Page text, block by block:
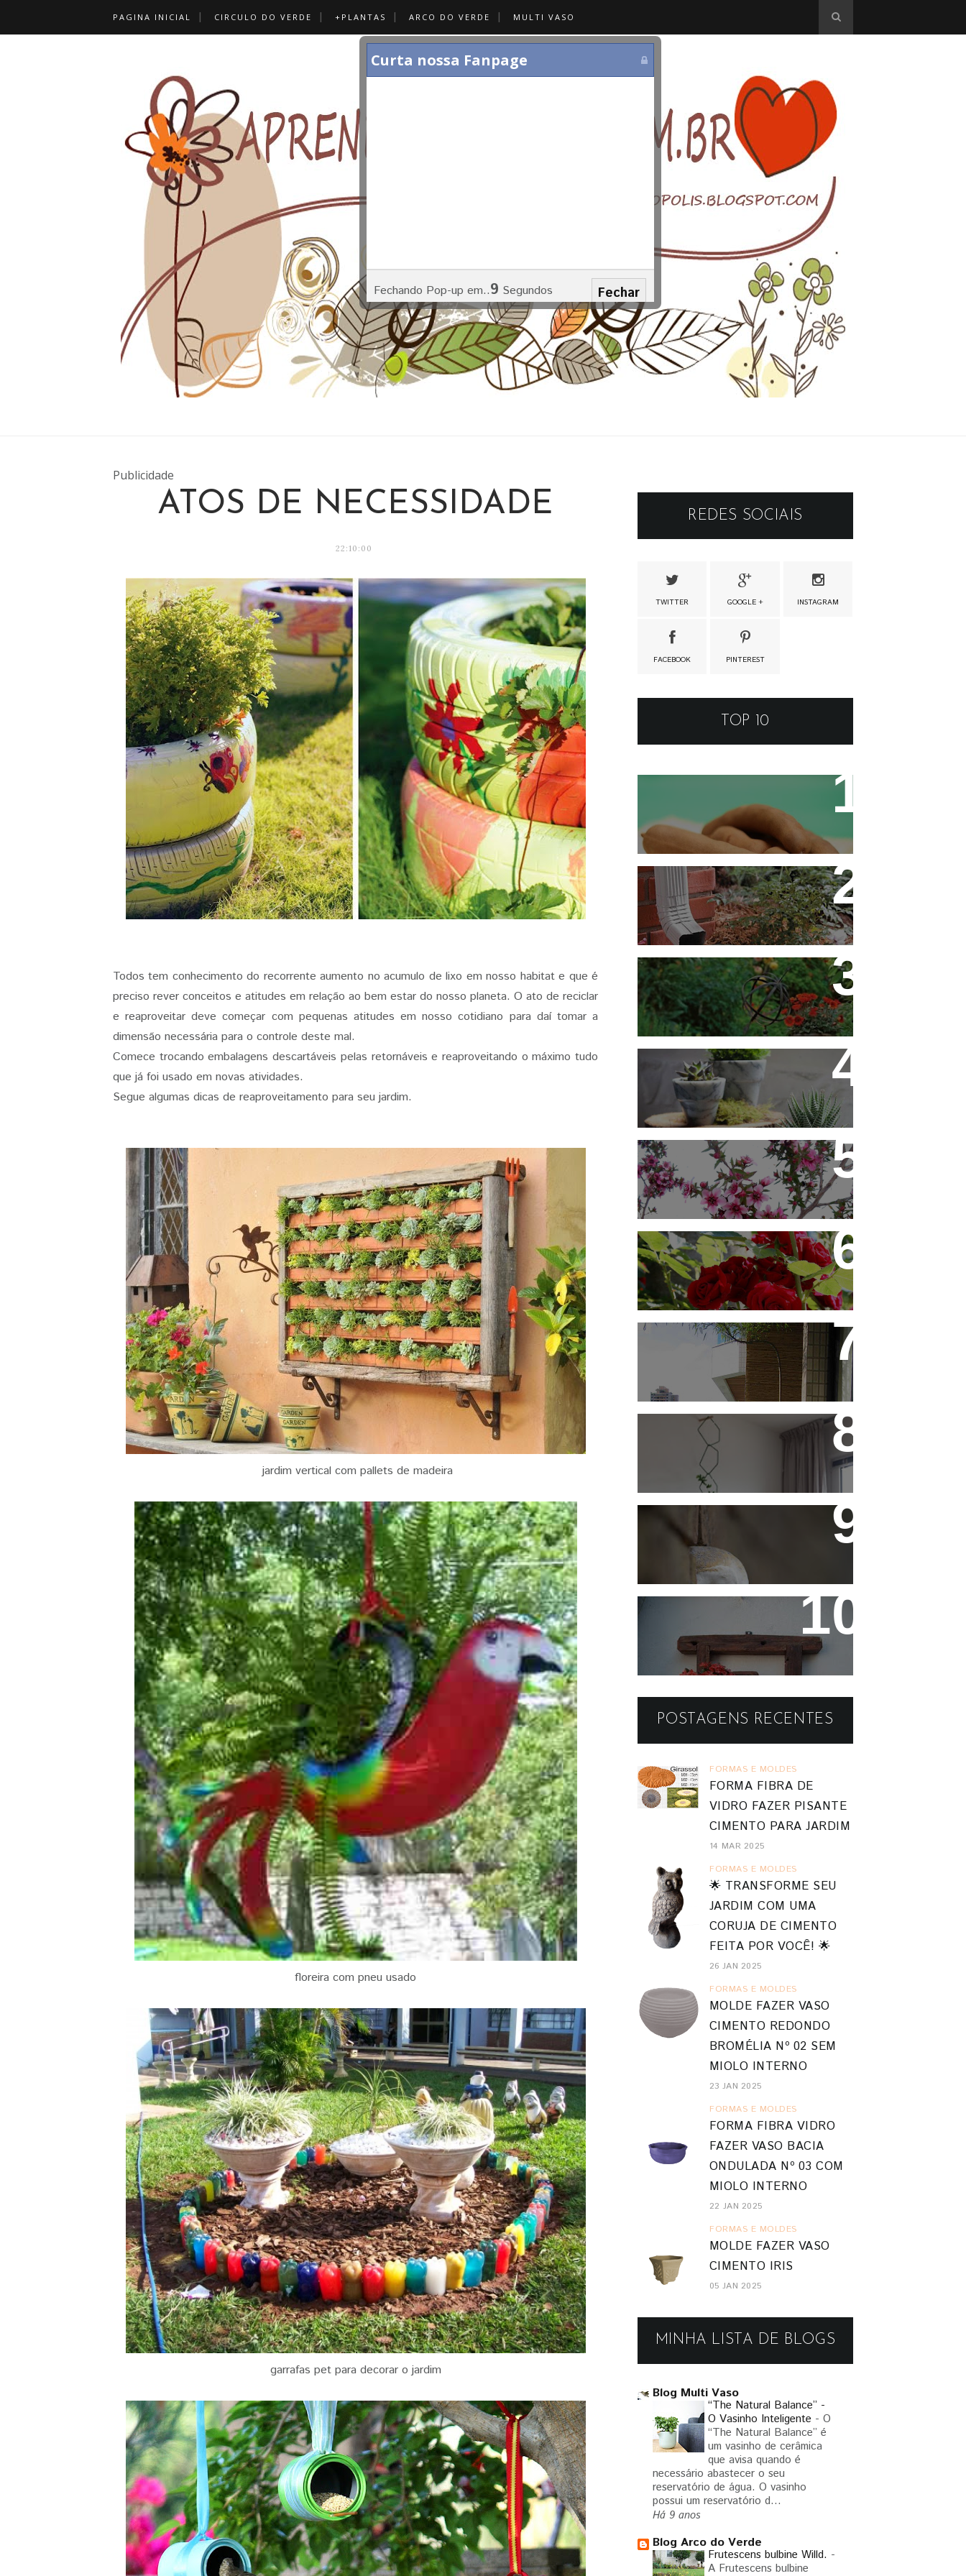
PAGINA INICIAL CIRCULO DO VERDE +PLANTAS ARCO DO VERDE MULTI VASO
Publicidade
ATOS DE NECESSIDADE
22:10:00
Todos tem conhecimento do recorrente aumento no acumulo de lixo em nosso habitat e que é
preciso rever conceitos e atitudes em relação ao bem estar do nosso planeta. O ato de reciclar
e reaproveitar deve começar com pequenas atitudes em nosso cotidiano para daí tomar a
dimensão necessária para o controle deste mal.
Comece trocando embalagens descartáveis pelas retornáveis e reaproveitando o máximo tudo
que já foi usado em novas atividades.
Segue algumas dicas de reaproveitamento para seu jardim.
jardim vertical com pallets de madeira
floreira com pneu usado
garrafas pet para decorar o jardim
REDES SOCIAIS
TWITTER GOOGLE + INSTAGRAM
FACEBOOK PINTEREST
TOP 10
Qual o Correto?
Decoração - Folhas [Faça
Você Mesmo]
Flores em Meu Jardim o Ano
Todo
10 Novos Vasinhos na
Decoração - Parte 1
Érica Japonesa - Aprenda a
Cultivar
Você Sabe Tudo Sobre
Rosas?
Saiba Tudo Sobre Jardins de
Treliças, Ganchos e Suportes
- Parte 1
Fotos de Domingo - As
Melhores da Semana
Reaproveitando a Madeira -
Painéis e Vasos de Parede
POSTAGENS RECENTES
FORMAS E MOLDES
FORMA FIBRA DE
VIDRO FAZER PISANTE
CIMENTO PARA JARDIM
14 MAR 2025
FORMAS E MOLDES
🌟 TRANSFORME SEU
JARDIM COM UMA
CORUJA DE CIMENTO
FEITA POR VOCÊ! 🌟
26 JAN 2025
FORMAS E MOLDES
MOLDE FAZER VASO
CIMENTO REDONDO
BROMÉLIA Nº 02 SEM
MIOLO INTERNO
23 JAN 2025
FORMAS E MOLDES
FORMA FIBRA VIDRO
FAZER VASO BACIA
ONDULADA Nº 03 COM
MIOLO INTERNO
22 JAN 2025
FORMAS E MOLDES
MOLDE FAZER VASO
CIMENTO IRIS
05 JAN 2025
MINHA LISTA DE BLOGS
Blog Multi Vaso
“The Natural Balance” -
O Vasinho Inteligente - O
“The Natural Balance” é
um vasinho de cerâmica
que avisa quando é
necessário abastecer o seu
reservatório de água. O vasinho
possui um reservatório d...
Há 9 anos
Blog Arco do Verde
Frutescens bulbine Willd. -
A Frutescens bulbine
Curta nossa Fanpage
Fechando Pop-up em..7 Segundos Fechar